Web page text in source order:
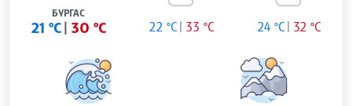
БУРГАС
21 °C 30 °C 22 °C 33 °C 24 °C 32 °C